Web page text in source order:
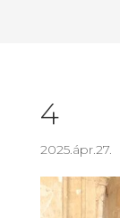
4
2025.ápr.27.